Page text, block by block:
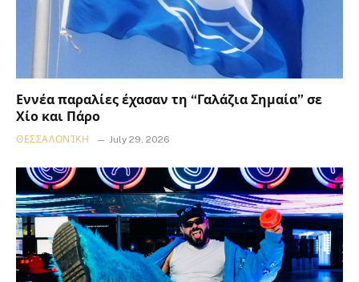
Εννέα παραλίες έχασαν τη “Γαλάζια Σημαία” σε
Χίο και Πάρο
ΘΕΣΣΑΛΟΝΊΚΗ July 29, 2026